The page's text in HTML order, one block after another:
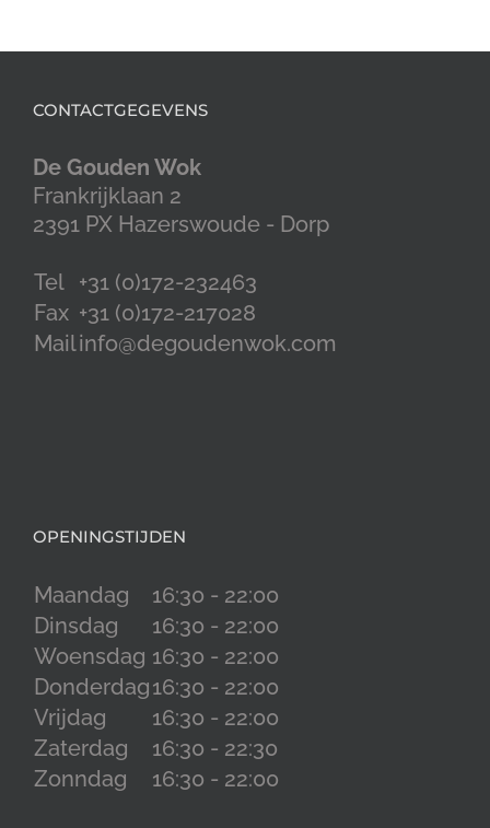
CONTACTGEGEVENS
De Gouden Wok
Frankrijklaan 2
2391 PX Hazerswoude - Dorp
Tel +31 (0)172-232463
Fax +31 (0)172-217028
Mailinfo@degoudenwok.com
OPENINGSTIJDEN
Maandag
16:30 - 22:00
Dinsdag
16:30 - 22:00
Woensdag 16:30 - 22:00
Donderdag16:30 - 22:00
Vrijdag
16:30 - 22:00
Zaterdag
16:30 - 22:30
Zonndag
16:30 - 22:00